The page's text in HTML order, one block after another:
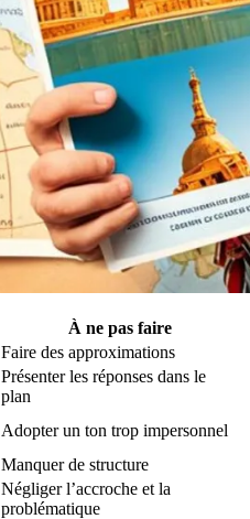
À ne pas faire
Faire des approximations
Présenter les réponses dans le
plan
Adopter un ton trop impersonnel
Manquer de structure
Négliger l’accroche et la
problématique